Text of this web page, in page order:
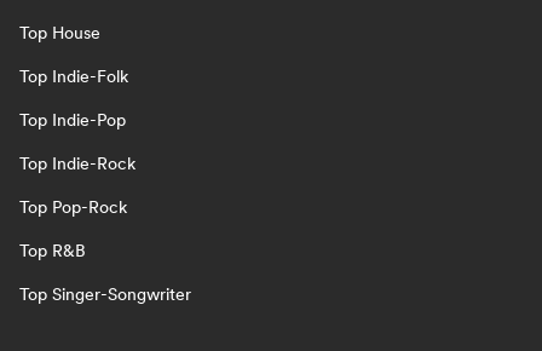
Top House
Top Indie-Folk
Top Indie-Pop
Top Indie-Rock
Top Pop-Rock
Top R&B
Top Singer-Songwriter